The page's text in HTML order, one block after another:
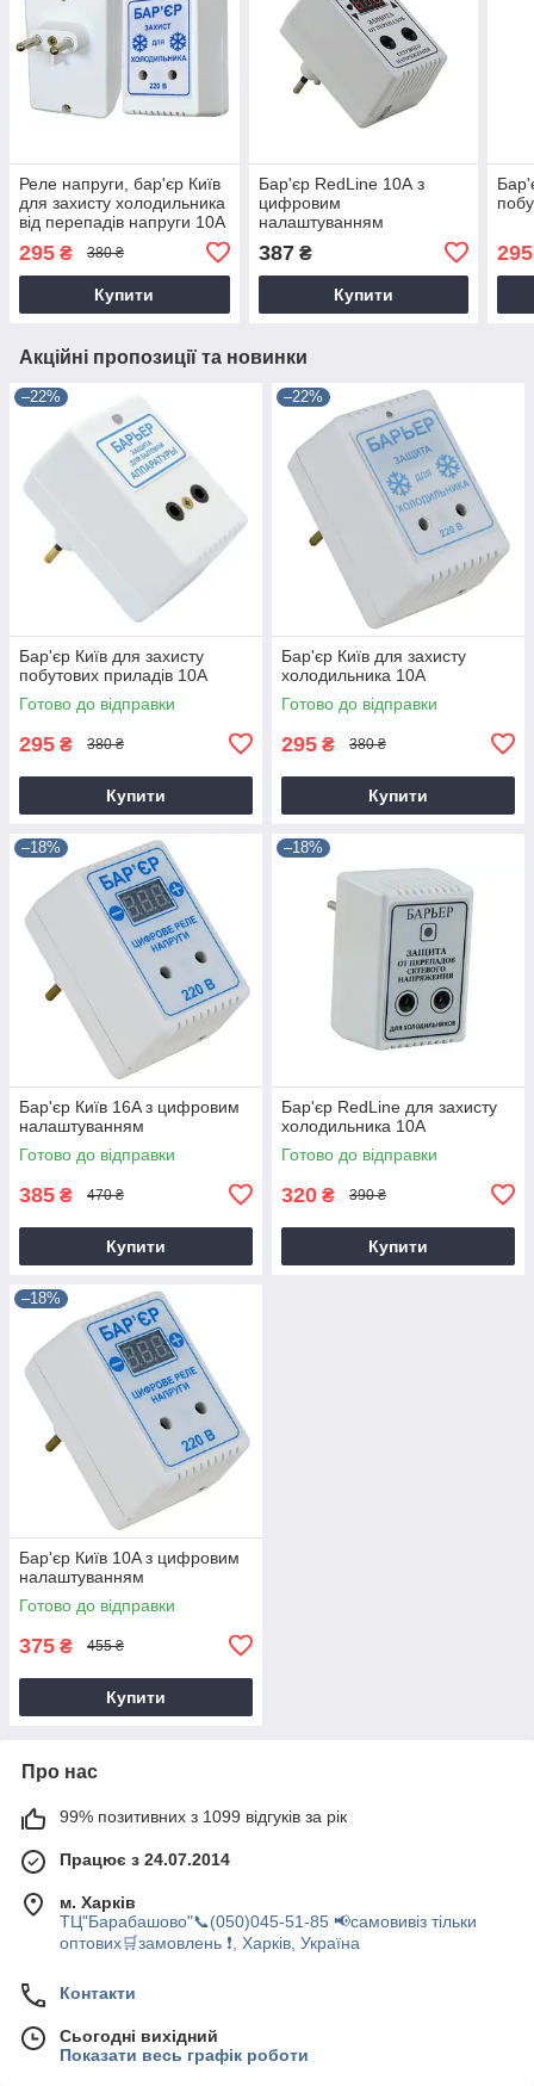
Реле напруги, бар'єр Київ
для захисту холодильника
від перепадів напруги 10А
295 ₴ 380 ₴
Купити
Бар'єр RedLine 10А з
цифровим
налаштуванням
387₴
Купити
295
Акційні пропозиції та новинки
–22%
Бар'єр Київ для захисту
побутових приладів 10А
Готово до відправки
295 ₴ 380 ₴
Купити
–22%
Бар'єр Київ для захисту
холодильника 10А
Готово до відправки
295 ₴ 380 ₴
Купити
–18%
Бар'єр Київ 16A з цифровим
налаштуванням
Готово до відправки
385 ₴ 470 ₴
Купити
–18%
Бар'єр RedLine для захисту
холодильника 10А
Готово до відправки
320 ₴ 390 ₴
Купити
–18%
Бар'єр Київ 10A з цифровим
налаштуванням
Готово до відправки
375 ₴ 455 ₴
Купити
Про нас
99% позитивних з 1099 відгуків за рік
Працює з 24.07.2014
м. Харків
ТЦ"Барабашово"📞(050)045-51-85 📢самовивіз тільки
оптових🛒замовлень ❗, Харків, Україна
Контакти
Сьогодні вихідний
Показати весь графік роботи